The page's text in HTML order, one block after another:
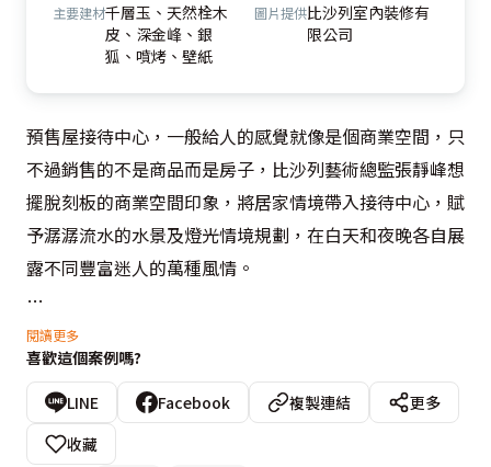
主要建材千層玉、天然栓木
皮、深金峰、銀
狐、噴烤、壁紙
圖片提供比沙列室內裝修有
限公司
預售屋接待中心，一般給人的感覺就像是個商業空間，只
不過銷售的不是商品而是房子，比沙列藝術總監張靜峰想
擺脫刻板的商業空間印象，將居家情境帶入接待中心，賦
予潺潺流水的水景及燈光情境規劃，在白天和夜晚各自展
露不同豐富迷人的萬種風情。
接待中心從無到有，由比沙列藝術總監張靜峰一手規劃，
以水池內景為主軸細細鋪陳整個外觀，進入空間需順勢拾
級而上，帶著朝聖及期待的心情一步一步遠離城市塵囂，
來到水景花園般的渡假聖地。
閱讀更多
喜歡這個案例嗎?
LINE Facebook 複製連結
更多
收藏